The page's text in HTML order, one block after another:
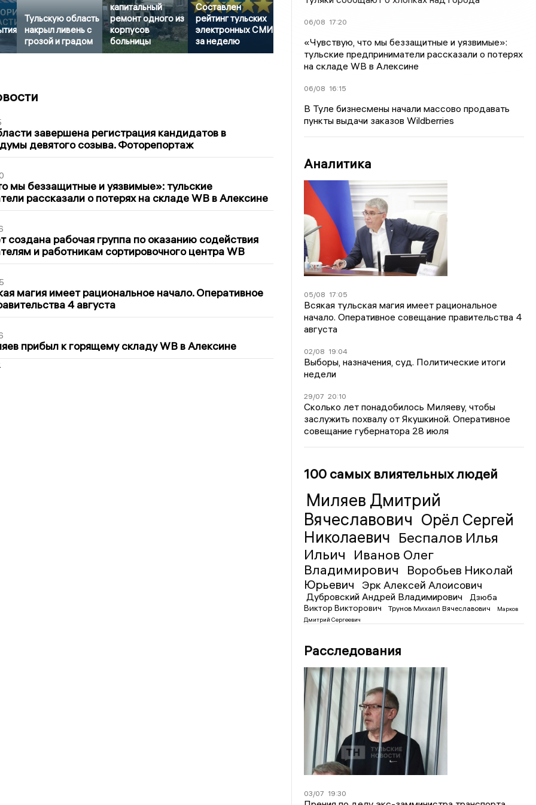
Тульскую область
накрыл ливень с
грозой и градом
капитальный
ремонт одного из
корпусов
больницы
Составлен
рейтинг тульских
электронных СМИ
за неделю
завершена регистрация кандидатов в
девятого созыва. Фоторепортаж
мы беззащитные и уязвимые»: тульские
рассказали о потерях на складе WB в Алексине
создана рабочая группа по оказанию содействия
и работникам сортировочного центра WB
магия имеет рациональное начало. Оперативное
4 августа
прибыл к горящему складу WB в Алексине
06/08 17:20
«Чувствую, что мы беззащитные и уязвимые»:
тульские предприниматели рассказали о потерях
на складе WB в Алексине
06/08 16:15
В Туле бизнесмены начали массово продавать
пункты выдачи заказов Wildberries
Аналитика
05/08 17:05
Всякая тульская магия имеет рациональное
начало. Оперативное совещание правительства 4
августа
02/08 19:04
Выборы, назначения, суд. Политические итоги
недели
29/07 20:10
Сколько лет понадобилось Миляеву, чтобы
заслужить похвалу от Якушкиной. Оперативное
совещание губернатора 28 июля
100 самых влиятельных людей
Миляев Дмитрий
Вячеславович Орёл Сергей
Николаевич Беспалов Илья
Ильич
Иванов Олег
Владимирович
Воробьев Николай
Юрьевич
Эрк Алексей Алоисович
Дубровский Андрей Владимирович
Дзюба
Виктор Викторович
Трунов Михаил Вячеславович
Марков
Дмитрий Сергеевич
Расследования
03/07 19:30